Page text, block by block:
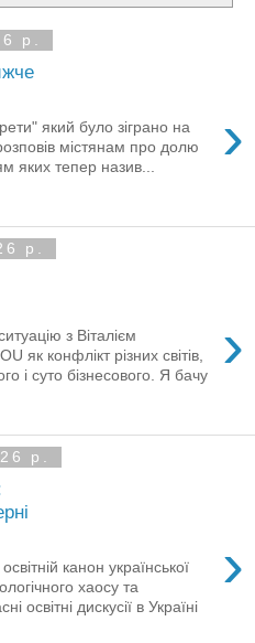
р.
›
який було зіграно на
містянам про долю
яких тепер назив...
р.
›
з Віталієм
як конфлікт різних світів,
і суто бізнесового. Я бачу
р.
›
канон української
хаосу та
освітні дискусії в Україні